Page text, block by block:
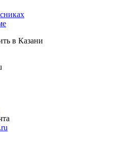
в Казани